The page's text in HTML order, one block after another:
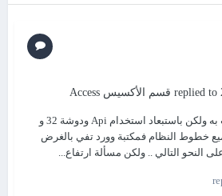
قسم الأكسيس Access
نعم استاذي هو ما تفضلت به ولكن باستبعاد استخدام Api ودوشة 32 و
خطوط النظام فمكتبة وورد تفي بالغرض
النحو التالي .. ولكن مسألة ارتفاع...